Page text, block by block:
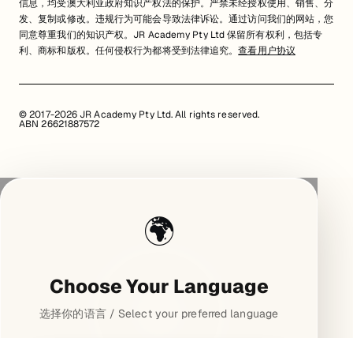
信息，均受澳大利亚政府知识产权法的保护。严禁未经授权使用、销售、分
发、复制或修改。违规行为可能会导致法律诉讼。通过访问我们的网站，您
同意尊重我们的知识产权。JR Academy Pty Ltd 保留所有权利，包括专
利、商标和版权。任何侵权行为都将受到法律追究。查看用户协议
© 2017-2026 JR Academy Pty Ltd. All rights reserved.
ABN 26621887572
🌍
Choose Your Language
选择你的语言 / Select your preferred language